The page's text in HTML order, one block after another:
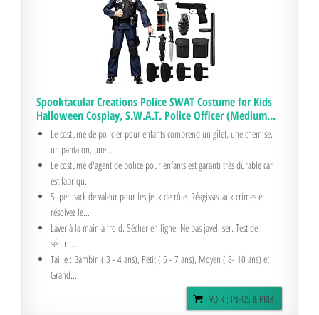
Spooktacular Creations Police SWAT Costume for Kids
Halloween Cosplay, S.W.A.T. Police Officer (Medium...
Le costume de policier pour enfants comprend un gilet, une chemise,
un pantalon, une...
Le costume d'agent de police pour enfants est garanti très durable car il
est fabriqu...
Super pack de valeur pour les jeux de rôle. Réagissez aux crimes et
résolvez le...
Laver à la main à froid. Sécher en ligne. Ne pas javelliser. Test de
sécurit...
Taille : Bambin ( 3 - 4 ans), Petit ( 5 - 7 ans), Moyen ( 8- 10 ans) et
Grand...
VOIR : INFOS & PRIX